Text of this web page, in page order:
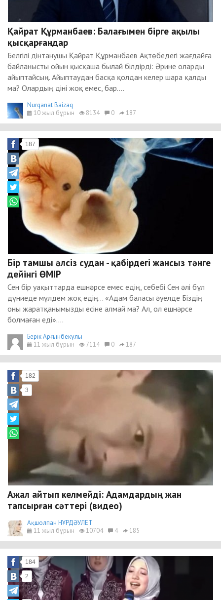
Қайрат Құрманбаев: Балағымен бірге ақылы
қысқарғандар
Белгілі дінтанушы Қайрат Құрманбаев Ақтөбедегі жағдайға
байланысты ойын қысқаша былай білдірді: Әрине оларды
айыптайсың. Айыптаудан басқа қолдан келер шара қалды
ма? Олардың діні жоқ емес, бар....
Nurqanat Baizaq
10 жыл бұрын
8134 0 187
187
Бір тамшы әлсіз судан - қабірдегі жансыз тәнге
дейінгі ӨМІР
Сен бір уақыттарда ешнәрсе емес едің, себебі Сен әлі бұл
дүниеде мүлдем жоқ едің... «Адам баласы әуелде Біздің
оны жаратқанымызды есіне алмай ма? Ал, ол ешнәрсе
болмаған еді»....
Берік Арғынбекұлы
11 жыл бұрын
7114 0 187
182
3
Ажал айтып келмейді: Адамдардың жан
тапсырған сәттері (видео)
Ақшолпан НҰРДӘУЛЕТ
11 жыл бұрын
10704 4 185
184
2